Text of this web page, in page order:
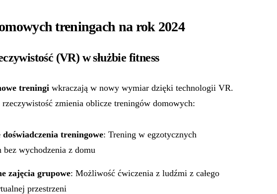
treningach na rok 2024
(VR) w służbie fitness
treningi wkraczają w nowy wymiar dzięki technologii VR.
zmienia oblicze treningów domowych:
treningowe: Trening w egzotycznych
bez wychodzenia z domu
zajęcia grupowe: Możliwość ćwiczenia z ludźmi z całego
przestrzeni